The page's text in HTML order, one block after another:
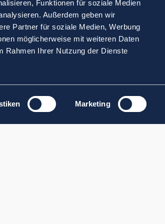
Funktionen für soziale Medien
Außerdem geben wir
Partner für soziale Medien, Werbung
möglicherweise mit weiteren Daten
Rahmen Ihrer Nutzung der Dienste
Marketing